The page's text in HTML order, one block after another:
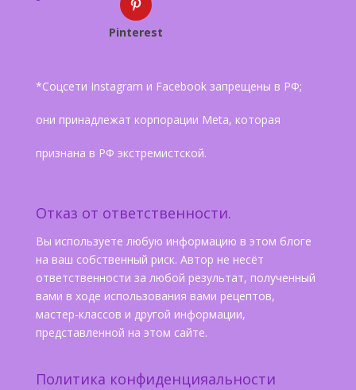
Pinterest
*Соцсети Instagram и Facebook запрещены в РФ;
они принадлежат корпорации Meta, которая
признана в РФ экстремистской.
Отказ от ответственности.
Вы используете любую информацию в этом блоге
на ваш собственный риск. Автор не несёт
ответственности за любой результат, полученный
вами в ходе использования вами рецептов,
мастер-классов и другой информации,
представленной на этом сайте.
Политика конфиденцияальности